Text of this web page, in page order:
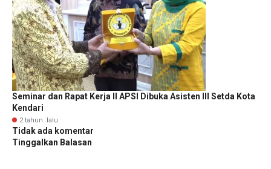
Seminar dan Rapat Kerja II APSI Dibuka Asisten III Setda Kota
Kendari
2 tahun lalu
Tidak ada komentar
Tinggalkan Balasan